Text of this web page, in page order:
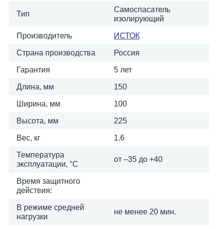
Тип
Самоспасатель
изолирующий
Производитель ИСТОК
Страна производства Россия
Гарантия 5 лет
Длина, мм 150
Ширина, мм 100
Высота, мм 225
Вес, кг 1.6
Температура
эксплуатации, °C
от –35 до +40
Время защитного
действия:
В режиме средней
нагрузки
не менее 20 мин.